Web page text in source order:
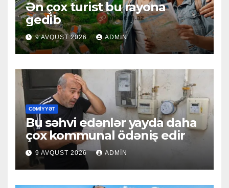
Ən çox turist bu rayona
gedib
9 AVQUST 2026 ADMIN
CƏMIYYƏT
Bu səhvi edənlər yayda daha
çox kommunal ödəniş edir
9 AVQUST 2026 ADMIN